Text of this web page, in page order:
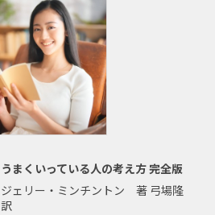
うまくいっている人の考え方 完全版
ジェリー・ミンチントン 著 弓場隆
訳